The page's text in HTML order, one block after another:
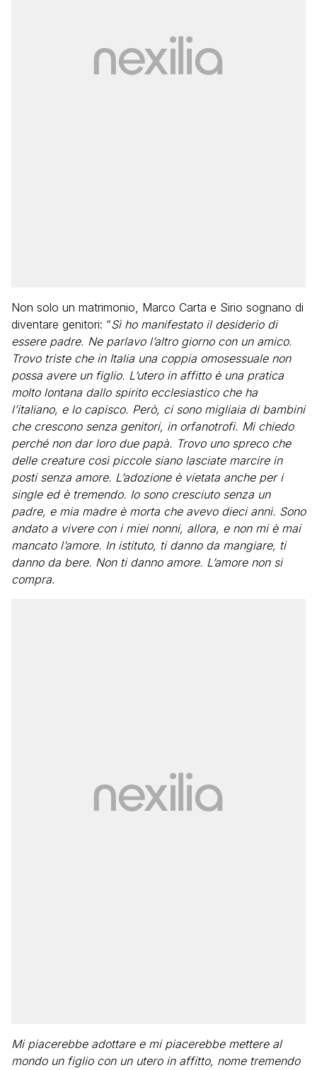
Non solo un matrimonio, Marco Carta e Sirio sognano di
diventare genitori: “Sì ho manifestato il desiderio di
essere padre. Ne parlavo l’altro giorno con un amico.
Trovo triste che in Italia una coppia omosessuale non
possa avere un figlio. L’utero in affitto è una pratica
molto lontana dallo spirito ecclesiastico che ha
l’italiano, e lo capisco. Però, ci sono migliaia di bambini
che crescono senza genitori, in orfanotrofi. Mi chiedo
perché non dar loro due papà. Trovo uno spreco che
delle creature così piccole siano lasciate marcire in
posti senza amore. L’adozione è vietata anche per i
single ed è tremendo. Io sono cresciuto senza un
padre, e mia madre è morta che avevo dieci anni. Sono
andato a vivere con i miei nonni, allora, e non mi è mai
mancato l’amore. In istituto, ti danno da mangiare, ti
danno da bere. Non ti danno amore. L’amore non si
compra.
Mi piacerebbe adottare e mi piacerebbe mettere al
mondo un figlio con un utero in affitto, nome tremendo